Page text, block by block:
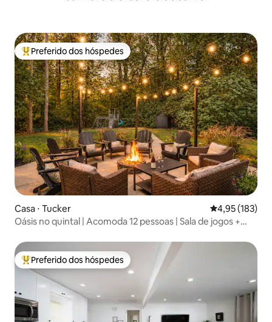
Entre os melhores preferidos dos hóspedes
Preferido dos hóspedes
Casa ⋅ Tucker 4,95 de uma
4,95 (183)
Oásis no quintal | Acomoda 12 pessoas | Sala de jogos +
Entre os melhores preferidos dos hóspedes
Preferido dos hóspedes